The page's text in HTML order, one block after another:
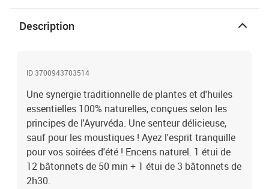
Description
ID 3700943703514
Une synergie traditionnelle de plantes et d'huiles
essentielles 100% naturelles, conçues selon les
principes de l'Ayurvéda. Une senteur délicieuse,
sauf pour les moustiques ! Ayez l'esprit tranquille
pour vos soirées d'été ! Encens naturel. 1 étui de
12 bâtonnets de 50 min + 1 étui de 3 bâtonnets de
2h30.